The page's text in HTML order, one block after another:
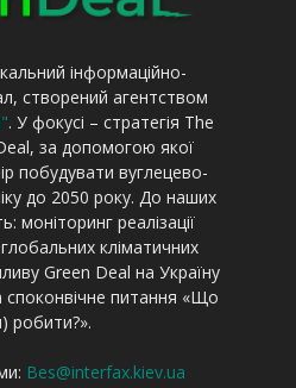
інформаційно-
створений агентством
. У фокусі – стратегія The
за допомогою якої
побудувати вуглецево-
до 2050 року. До наших
моніторинг реалізації
кліматичних
Green Deal на Україну
споконвічне питання «Що
робити?».
Bes@interfax.kiev.ua